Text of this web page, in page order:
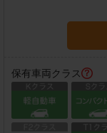
保有車両クラス